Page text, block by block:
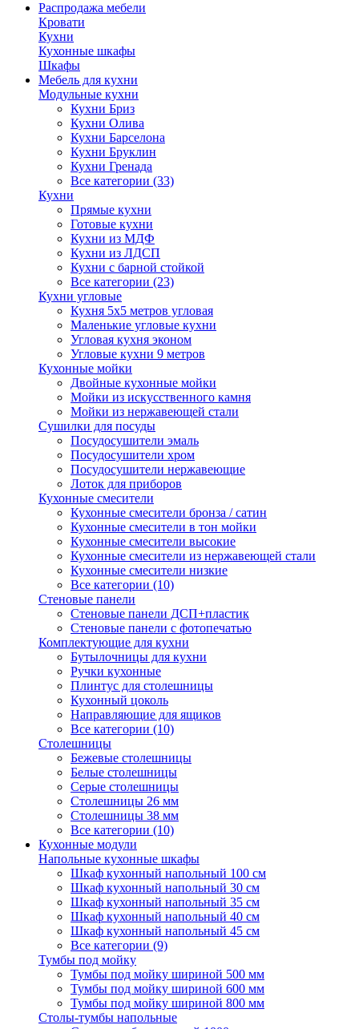
Распродажа мебели
Кровати
Кухни
Кухонные шкафы
Шкафы
Мебель для кухни
Модульные кухни
Кухни Бриз
Кухни Олива
Кухни Барселона
Кухни Бруклин
Кухни Гренада
Все категории (33)
Кухни
Прямые кухни
Готовые кухни
Кухни из МДФ
Кухни из ЛДСП
Кухни с барной стойкой
Все категории (23)
Кухни угловые
Кухня 5х5 метров угловая
Маленькие угловые кухни
Угловая кухня эконом
Угловые кухни 9 метров
Кухонные мойки
Двойные кухонные мойки
Мойки из искусственного камня
Мойки из нержавеющей стали
Сушилки для посуды
Посудосушители эмаль
Посудосушители хром
Посудосушители нержавеющие
Лоток для приборов
Кухонные смесители
Кухонные смесители бронза / сатин
Кухонные смесители в тон мойки
Кухонные смесители высокие
Кухонные смесители из нержавеющей стали
Кухонные смесители низкие
Все категории (10)
Стеновые панели
Стеновые панели ДСП+пластик
Стеновые панели с фотопечатью
Комплектующие для кухни
Бутылочницы для кухни
Ручки кухонные
Плинтус для столешницы
Кухонный цоколь
Направляющие для ящиков
Все категории (10)
Столешницы
Бежевые столешницы
Белые столешницы
Серые столешницы
Столешницы 26 мм
Столешницы 38 мм
Все категории (10)
Кухонные модули
Напольные кухонные шкафы
Шкаф кухонный напольный 100 см
Шкаф кухонный напольный 30 см
Шкаф кухонный напольный 35 см
Шкаф кухонный напольный 40 см
Шкаф кухонный напольный 45 см
Все категории (9)
Тумбы под мойку
Тумбы под мойку шириной 500 мм
Тумбы под мойку шириной 600 мм
Тумбы под мойку шириной 800 мм
Столы-тумбы напольные